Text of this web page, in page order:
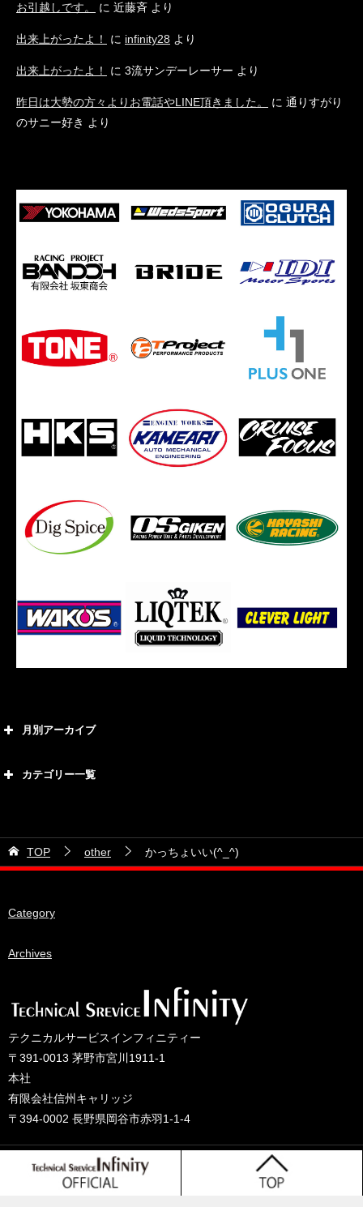
お引越しです。 に 近藤斉 より
出来上がったよ！ に infinity28 より
出来上がったよ！ に 3流サンデーレーサー より
昨日は大勢の方々よりお電話やLINE頂きました。 に 通りすがり
のサニー好き より
月別アーカイブ
2026年5月
2026年4月
2026年2月
2025年11月
2025年9月
2025年7月
2025年6月
2025年5月
2025年4月
カテゴリー一覧
21号車
28号車
ORC
other
PLUS ONEオイル
TONE工具
TOP other かっちょいい(^_^)
Category
Archives
テクニカルサービスインフィニティー
〒391-0013 茅野市宮川1911-1
本社
有限会社信州キャリッジ
〒394-0002 長野県岡谷市赤羽1-1-4
© 2025 テクニカルサービスインフィニティーのブログ